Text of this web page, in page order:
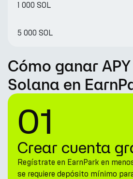
1 000 SOL
5 000 SOL
Cómo ganar
Solana en
01
Crear cuenta
Regístrate en EarnPark en
se requiere depósito mínimo